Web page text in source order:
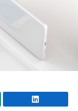
WhatsApp